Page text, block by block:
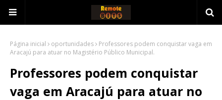
Página inicial oportunidades
Professores podem conquistar vaga em
Aracajú para atuar no Magistério Público Municipal.
Professores podem conquistar
vaga em Aracajú para atuar no